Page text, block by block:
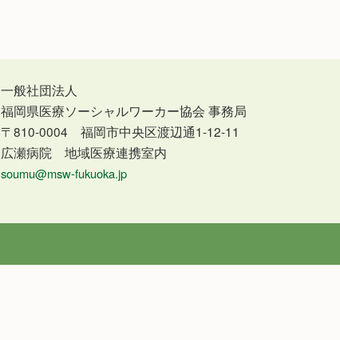
一般社団法人
福岡県医療ソーシャルワーカー協会 事務局
〒810-0004 福岡市中央区渡辺通1-12-11
広瀬病院 地域医療連携室内
soumu@msw-fukuoka.jp